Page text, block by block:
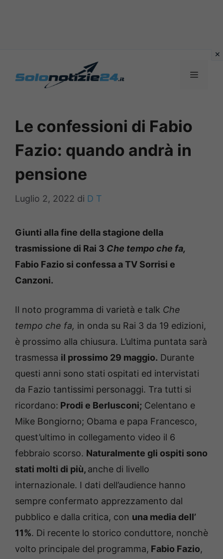
MENU
Le confessioni di Fabio
Fazio: quando andrà in
pensione
Luglio 2, 2022 di D T
Giunti alla fine della stagione della
trasmissione di Rai 3 Che tempo che fa,
Fabio Fazio si confessa a TV Sorrisi e
Canzoni.
Il noto programma di varietà e talk Che
tempo che fa, in onda su Rai 3 da 19 edizioni,
è prossimo alla chiusura. L’ultima puntata sarà
trasmessa il prossimo 29 maggio. Durante
questi anni sono stati ospitati ed intervistati
da Fazio tantissimi personaggi. Tra tutti si
ricordano: Prodi e Berlusconi; Celentano e
Mike Bongiorno; Obama e papa Francesco,
quest’ultimo in collegamento video il 6
febbraio scorso. Naturalmente gli ospiti sono
stati molti di più, anche di livello
internazionale. I dati dell’audience hanno
sempre confermato apprezzamento dal
pubblico e dalla critica, con una media dell’
11%. Di recente lo storico conduttore, nonchè
volto principale del programma, Fabio Fazio,